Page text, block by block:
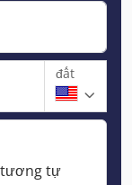
đất
tương tự